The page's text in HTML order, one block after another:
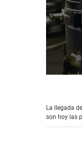
minutes,
30
seconds
La llegada
son hoy las